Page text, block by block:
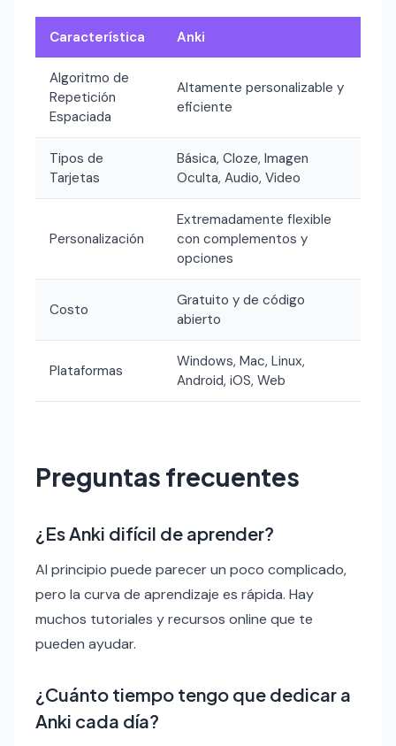
Característica Anki
Algoritmo de
Repetición
Espaciada
Altamente personalizable y
eficiente
Tipos de
Tarjetas
Básica, Cloze, Imagen
Oculta, Audio, Video
Personalización
Extremadamente flexible
con complementos y
opciones
Costo
Gratuito y de código
abierto
Plataformas
Windows, Mac, Linux,
Android, iOS, Web
Preguntas frecuentes
¿Es Anki difícil de aprender?
Al principio puede parecer un poco complicado,
pero la curva de aprendizaje es rápida. Hay
muchos tutoriales y recursos online que te
pueden ayudar.
¿Cuánto tiempo tengo que dedicar a
Anki cada día?